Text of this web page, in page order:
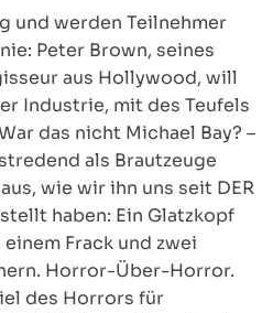
und werden Teilnehmer
Peter Brown, seines
aus Hollywood, will
Industrie, mit des Teufels
das nicht Michael Bay? –
als Brautzeuge
wie wir ihn uns seit DER
haben: Ein Glatzkopf
Frack und zwei
Horror-Über-Horror.
des Horrors für